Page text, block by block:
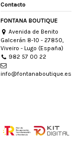
Contacto
FONTANA BOUTIQUE
Avenida de Benito
Galcerán 8-10 - 27850,
Viveiro - Lugo (España)
982 57 00 22
info@fontanaboutique.es